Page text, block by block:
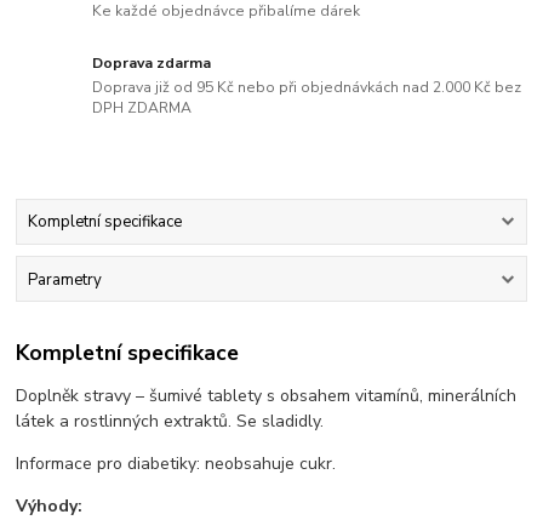
Ke každé objednávce přibalíme dárek
Doprava zdarma
Doprava již od 95 Kč nebo při objednávkách nad 2.000 Kč bez
DPH ZDARMA
Kompletní specifikace
Parametry
Kompletní specifikace
Doplněk stravy – šumivé tablety s obsahem vitamínů, minerálních
látek a rostlinných extraktů. Se sladidly.
Informace pro diabetiky: neobsahuje cukr.
Výhody: